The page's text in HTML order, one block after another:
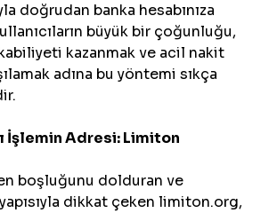
doğrudan banka hesabınıza
büyük bir çoğunluğu,
kazanmak ve acil nakit
adına bu yöntemi sıkça
İşlemin Adresi: Limiton
boşluğunu dolduran ve
dikkat çeken limiton.org,